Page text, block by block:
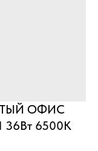
ОФИС
36Вт 6500К